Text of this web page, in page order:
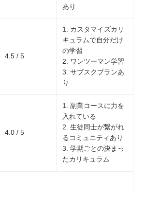
あり
4.5 / 5
1. カスタマイズカリ
キュラムで自分だけ
の学習
2. ワンツーマン学習
3. サブスクプランあ
り
4.0 / 5
1. 副業コースに力を
入れている
2. 生徒同士が繋がれ
るコミュニティあり
3. 学期ごとの決まっ
たカリキュラム